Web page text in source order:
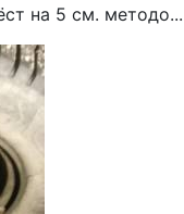
на 5 см. методо...